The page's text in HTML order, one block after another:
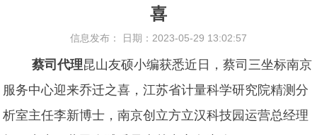
喜
信息发布： 日期：2023-05-29 13:02:57
蔡司代理昆山友硕小编获悉近日，蔡司三坐标南京
服务中心迎来乔迁之喜，江苏省计量科学研究院精测分
析室主任李新博士，南京创立方立汉科技园运营总经理